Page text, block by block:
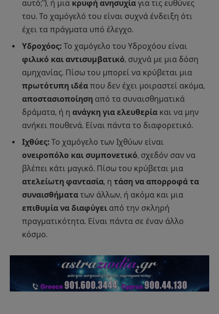
αυτό;”), ή μια κρυφή ανησυχία για τις ευθύνες
του. Το χαμόγελό του είναι συχνά ένδειξη ότι
έχει τα πράγματα υπό έλεγχο.
Υδροχόος: Το χαμόγελο του Υδροχόου είναι
φιλικό και αντισυμβατικό, συχνά με μια δόση
αμηχανίας. Πίσω του μπορεί να κρύβεται μια
πρωτότυπη ιδέα που δεν έχει μοιραστεί ακόμα,
αποστασιοποίηση από τα συναισθηματικά
δράματα, ή η ανάγκη για ελευθερία και να μην
ανήκει πουθενά. Είναι πάντα το διαφορετικό.
Ιχθύες: Το χαμόγελο των Ιχθύων είναι
ονειροπόλο και συμπονετικό, σχεδόν σαν να
βλέπει κάτι μαγικό. Πίσω του κρύβεται μια
ατελείωτη φαντασία, η τάση να απορροφά τα
συναισθήματα των άλλων, ή ακόμα και μια
επιθυμία να διαφύγει από την σκληρή
πραγματικότητα. Είναι πάντα σε έναν άλλο
κόσμο.